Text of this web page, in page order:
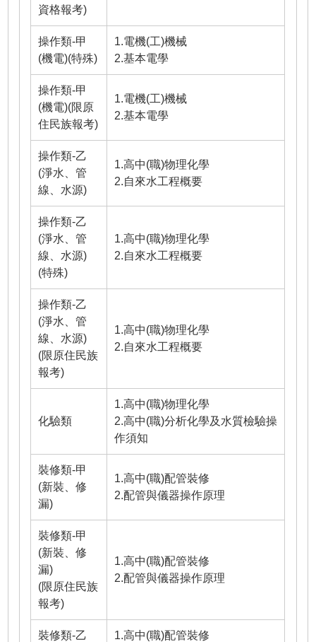
資格報考)
操作類-甲
(機電)(特殊)
1.電機(工)機械
2.基本電學
操作類-甲
(機電)(限原
住民族報考)
1.電機(工)機械
2.基本電學
操作類-乙
(淨水、管
線、水源)
1.高中(職)物理化學
2.自來水工程概要
操作類-乙
(淨水、管
線、水源)
(特殊)
1.高中(職)物理化學
2.自來水工程概要
操作類-乙
(淨水、管
線、水源)
(限原住民族
報考)
1.高中(職)物理化學
2.自來水工程概要
化驗類
1.高中(職)物理化學
2.高中(職)分析化學及水質檢驗操
作須知
裝修類-甲
(新裝、修
漏)
1.高中(職)配管裝修
2.配管與儀器操作原理
裝修類-甲
(新裝、修
漏)
(限原住民族
報考)
1.高中(職)配管裝修
2.配管與儀器操作原理
裝修類-乙 1.高中(職)配管裝修